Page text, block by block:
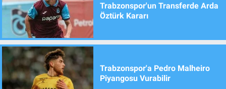
Trabzonspor'un Transferde Arda
Öztürk Kararı
Trabzonspor'a Pedro Malheiro
Piyangosu Vurabilir